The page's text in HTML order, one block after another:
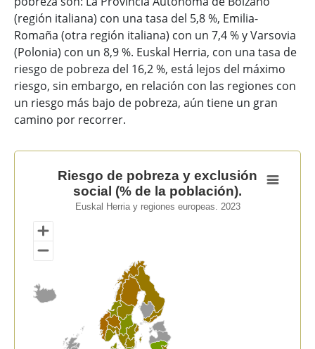
(región italiana) con una tasa del 5,8 %, Emilia-
Romaña (otra región italiana) con un 7,4 % y Varsovia
(Polonia) con un 8,9 %. Euskal Herria, con una tasa de
riesgo de pobreza del 16,2 %, está lejos del máximo
riesgo, sin embargo, en relación con las regiones con
un riesgo más bajo de pobreza, aún tiene un gran
camino por recorrer.
Riesgo de pobreza y exclusión social (% de la
Map of unspecified region with 1 data series.
Euskal Herria y regiones europeas. 2023
View as data table, Riesgo de pobreza y exclusión
Riesgo de pobreza y exclusión
social (% de la población).
Euskal Herria y regiones europeas. 2023